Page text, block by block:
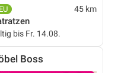
45 km
bis Fr. 14.08.
Boss